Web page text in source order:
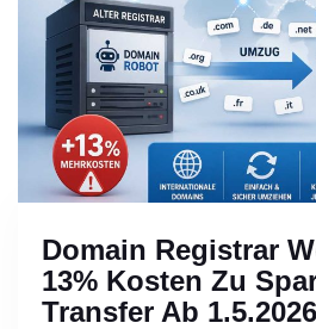
Domain Registrar
13% Kosten Zu
Transfer Ab